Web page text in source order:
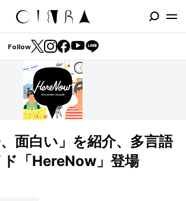
Follow
面白い」を紹介、多言語
「HereNow」登場